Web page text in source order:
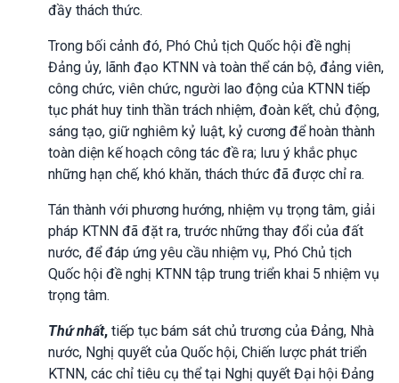
đầy thách thức.
Trong bối cảnh đó, Phó Chủ tịch Quốc hội đề nghị
Đảng ủy, lãnh đạo KTNN và toàn thể cán bộ, đảng viên,
công chức, viên chức, người lao động của KTNN tiếp
tục phát huy tinh thần trách nhiệm, đoàn kết, chủ động,
sáng tạo, giữ nghiêm kỷ luật, kỷ cương để hoàn thành
toàn diện kế hoạch công tác đề ra; lưu ý khắc phục
những hạn chế, khó khăn, thách thức đã được chỉ ra.
Tán thành với phương hướng, nhiệm vụ trọng tâm, giải
pháp KTNN đã đặt ra, trước những thay đổi của đất
nước, để đáp ứng yêu cầu nhiệm vụ, Phó Chủ tịch
Quốc hội đề nghị KTNN tập trung triển khai 5 nhiệm vụ
trọng tâm.
Thứ nhất, tiếp tục bám sát chủ trương của Đảng, Nhà
nước, Nghị quyết của Quốc hội, Chiến lược phát triển
KTNN, các chỉ tiêu cụ thể tại Nghị quyết Đại hội Đảng